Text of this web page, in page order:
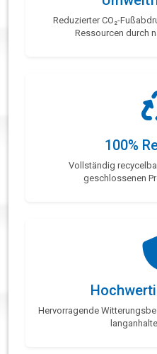
Reduzierter CO₂-
Ressourcen durch
100%
Vollständig
geschlossenen
Hervorragende